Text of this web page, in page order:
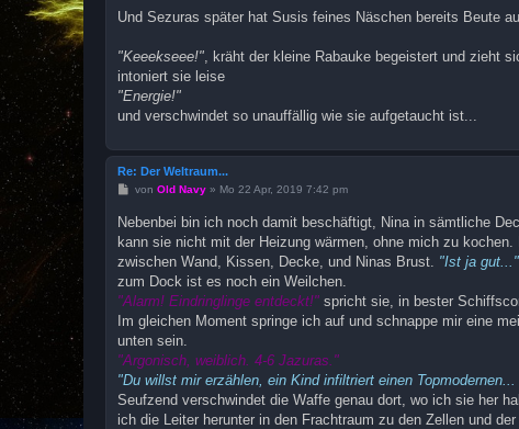
Und Sezuras später hat Susis feines Näschen bereits Beute
"Keeekseee!", kräht der kleine Rabauke begeistert und zieht
intoniert sie leise
"Energie!"
und verschwindet so unauffällig wie sie aufgetaucht ist...
Re: Der Weltraum...
B
t
r
a
g
von Old Navy» Mo 22 Apr, 2019 7:42 pm
Nebenbei bin ich noch damit beschäftigt, Nina in sämtliche
kann sie nicht mit der Heizung wärmen, ohne mich zu kochen.
zwischen Wand, Kissen, Decke, und Ninas Brust. "Ist ja gut..."
zum Dock ist es noch ein Weilchen.
"Alarm! Eindringlinge entdeckt!" spricht sie, in bester
Im gleichen Moment springe ich auf und schnappe mir eine
unten sein.
"Argonisch, weiblich. 4-6 Jazuras."
"Du willst mir erzählen, ein Kind infiltriert einen
Seufzend verschwindet die Waffe genau dort, wo ich sie her
ich die Leiter herunter in den Frachtraum zu den Zellen und der